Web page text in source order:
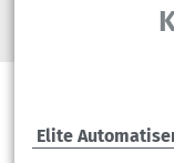
Elite